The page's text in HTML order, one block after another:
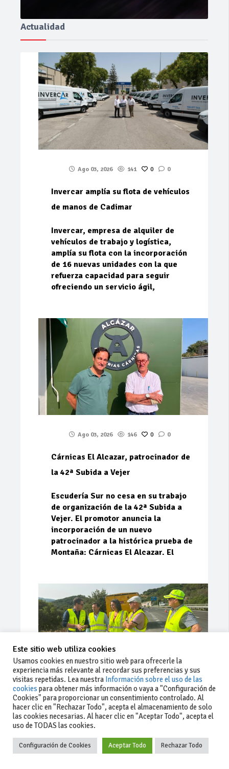
Actualidad
Ago 03, 2026 141 0 0
Invercar amplía su flota de vehículos
de manos de Cadimar
Invercar, empresa de alquiler de
vehículos de trabajo y logística,
amplía su flota con la incorporación
de 16 nuevas unidades con la que
refuerza capacidad para seguir
ofreciendo un servicio ágil,
Ago 03, 2026 146 0 0
Cárnicas El Alcazar, patrocinador de
la 42ª Subida a Vejer
Escudería Sur no cesa en su trabajo
de organización de la 42ª Subida a
Vejer. El promotor anuncia la
incorporación de un nuevo
patrocinador a la histórica prueba de
Montaña: Cárnicas El Alcazar. El
Ago 03, 2026 78 0 0
La Junta implementa mejoras en la
A381 por Los Barrios
Este sitio web utiliza cookies
Usamos cookies en nuestro sitio web para ofrecerle la
experiencia más relevante al recordar sus preferencias y sus
visitas repetidas. Lea nuestra Información sobre el uso de las
cookies para obtener más información o vaya a "Configuración de
Cookies" para proporcionar un consentimiento controlado. Al
hacer clic en "Rechazar Todo", acepta el almacenamiento de solo
las cookies necesarias. Al hacer clic en "Aceptar Todo", acepta el
uso de TODAS las cookies.
Configuración de Cookies Aceptar Todo Rechazar Todo